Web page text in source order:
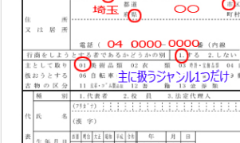
来
な
い
人
3.